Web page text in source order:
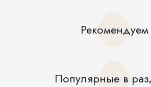
Рекомендуем
Популярные в